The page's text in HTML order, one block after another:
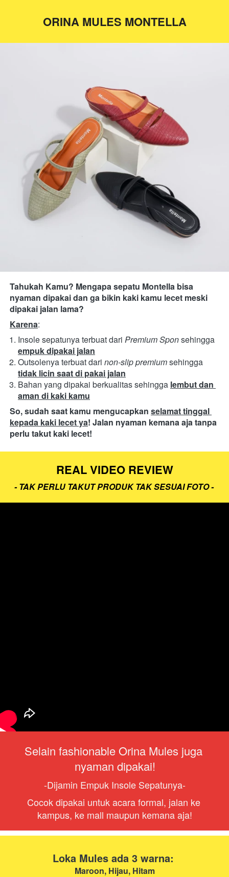
ORINA MULES MONTELLA
Tahukah Kamu? Mengapa sepatu Montella bisa
nyaman dipakai dan ga bikin kaki kamu lecet meski
dipakai jalan lama?
Karena:
Insole sepatunya terbuat dari Premium Spon
empuk dipakai jalan
Outsolenya terbuat dari non-slip premium
tidak licin saat di pakai jalan
Bahan yang dipakai berkualitassehingga lembut dan
aman di kaki kamu
So, sudah saat kamu mengucapkan selamat tinggal
kepada kaki lecet ya! Jalan nyaman kemana aja tanpa
perlu takut kaki lecet!
REAL VIDEO REVIEW
- TAK PERLU TAKUT PRODUK TAK SESUAI FOTO -
Selain fashionable Orina Mules juga
nyaman dipakai!
-Dijamin Empuk Insole Sepatunya-
Cocok dipakai untuk acara formal, jalan ke
kampus, ke mall maupun kemana aja!
Loka Mules ada 3 warna:
Maroon, Hijau, Hitam